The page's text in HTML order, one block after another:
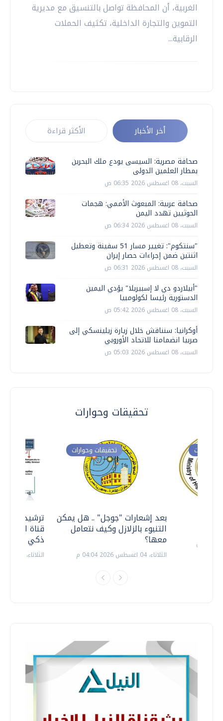
الغربية، أن المحافظة تواصل بالتنسيق مع مديرية
التموين والتجارة الداخلية، تكثيف الحملات
الرقابية...
أخر الأخبار الأكثر قراءة
صحافة مصرية: السيسى يودع ملك البحرين
بمطار العلمين الدولى
السبت، 08 اغسطس 2026 06:35 ص
صحافة عربية: المبعوث الأممي: هجمات
الحوثيين تهدد اليمن
السبت، 08 اغسطس 2026 06:34 ص
"سنتكوم": تغيير مسار 51 سفينة وتعطيل
اثنتين ضمن إجراءات حصار إيران
السبت، 08 اغسطس 2026 06:31 ص
"أبيلاردو دي لا إسبيريلا" يؤدي اليمين
الدستورية رئيسا لكولومبيا
السبت، 08 اغسطس 2026 05:42 ص
أوكرانيا: سنناقش خلال زيارة زيلينسكي إلى
صربيا انضمامنا للاتحاد الأوروبي
السبت، 08 اغسطس 2026 05:03 ص
تحقيقات وحوارات
ترشيدا
قناة
ذكي
الثلاثاء، 14 يوليو 2026 06:11 م
تحقيقات وحوارات
بعد إشعارات "جوجل" .. هل يمكن
التنبوء بالزلازل وكيف نتعامل
معها؟
الثلاثاء، 04 اغسطس 2026 04:04 م
وحوارات